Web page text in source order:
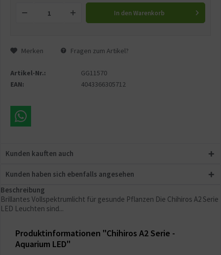
In den Warenkorb
Merken Fragen zum Artikel?
Artikel-Nr.:
GG11570
EAN:
4043366305712
Kunden kauften auch
Kunden haben sich ebenfalls angesehen
Beschreibung
Brillantes Vollspektrumlicht für gesunde Pflanzen Die Chihiros A2 Serie
LED Leuchten sind...
Produktinformationen "Chihiros A2 Serie -
Aquarium LED"